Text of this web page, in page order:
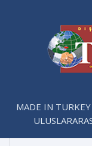
MADE IN